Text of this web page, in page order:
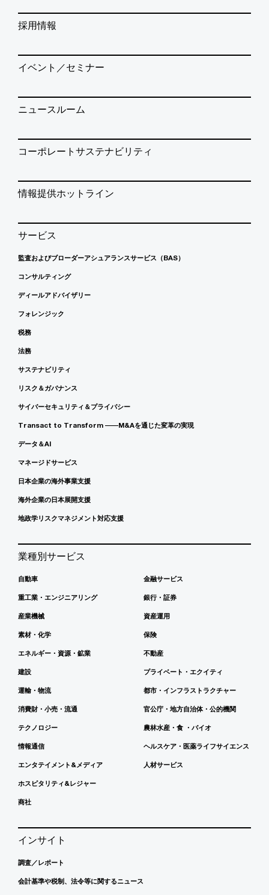
採用情報
イベント／セミナー
ニュースルーム
コーポレートサステナビリティ
情報提供ホットライン
サービス
監査およびブローダーアシュアランスサービス（BAS）
コンサルティング
ディールアドバイザリー
フォレンジック
税務
法務
サステナビリティ
リスク＆ガバナンス
サイバーセキュリティ＆プライバシー
Transact to Transform ――M&Aを通じた変革の実現
データ＆AI
マネージドサービス
日本企業の海外事業支援
海外企業の日本展開支援
地政学リスクマネジメント対応支援
業種別サービス
自動車
重工業・エンジニアリング
産業機械
素材・化学
エネルギー・資源・鉱業
建設
運輸・物流
消費財・小売・流通
テクノロジー
情報通信
エンタテイメント&メディア
ホスピタリティ&レジャー
商社
金融サービス
銀行・証券
資産運用
保険
不動産
プライベート・エクイティ
都市・インフラストラクチャー
官公庁・地方自治体・公的機関
農林水産・食 ・バイオ
ヘルスケア・医薬ライフサイエンス
人材サービス
インサイト
調査／レポート
会計基準や税制、法令等に関するニュース